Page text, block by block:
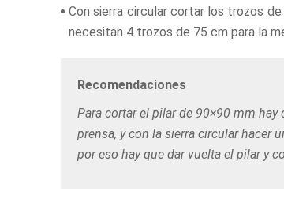
Con sierra circular cortar los trozos
necesitan 4 trozos de 75 cm para la
Recomendaciones
Para cortar el pilar de 90×90 mm
prensa, y con la sierra circular hacer
por eso hay que dar vuelta el pilar y